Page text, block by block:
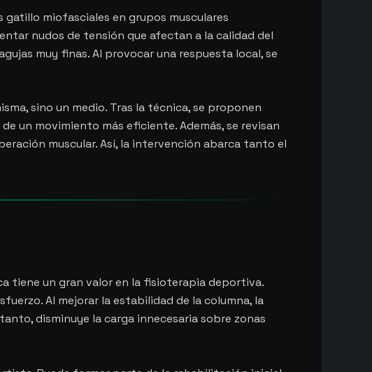
miofasciales en grupos musculares
nudos de tensión que afectan a la calidad del
muy finas. Al provocar una respuesta local, se
sino un medio. Tras la técnica, se proponen
un movimiento más eficiente. Además, se revisan
muscular. Así, la intervención abarca tanto el
tiene un gran valor en la fisioterapia deportiva.
Al mejorar la estabilidad de la columna, la
disminuye la carga innecesaria sobre zonas